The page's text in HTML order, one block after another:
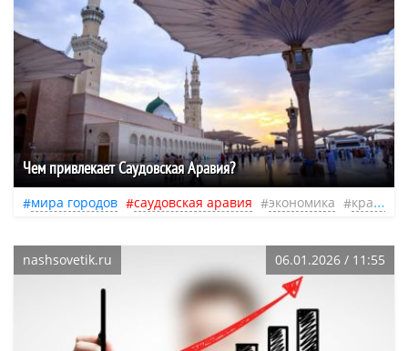
​Чем привлекает Саудовская Аравия?
мира городов саудовская аравия экономика красота
nashsovetik.ru 06.01.2026 / 11:55